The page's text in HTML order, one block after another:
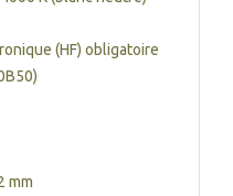
(HF) obligatoire
mm